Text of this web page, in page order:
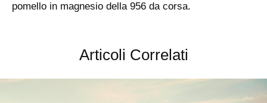
pomello in magnesio della 956 da corsa.
Articoli Correlati